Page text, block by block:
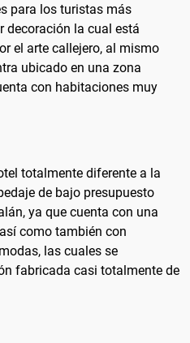
para los turistas más
decoración la cual está
el arte callejero, al mismo
ubicado en una zona
con habitaciones muy
totalmente diferente a la
de bajo presupuesto
ya que cuenta con una
como también con
las cuales se
fabricada casi totalmente de